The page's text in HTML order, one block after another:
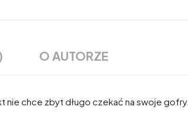
O AUTORZE
nie chce zbyt długo czekać na swoje gofry.